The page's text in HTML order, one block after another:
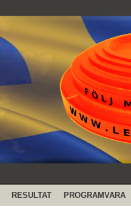
RESULTAT PROGRAMVARA